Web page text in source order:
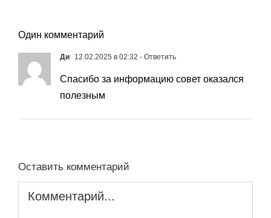
Один комментарий
Ди 12.02.2025 в 02:32 - Ответить
Спасибо за информацию совет оказался
полезным
Оставить комментарий